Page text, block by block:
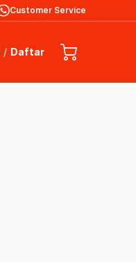
Customer Service
/ Daftar